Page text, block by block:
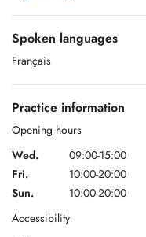
Spoken languages
Français
Practice information
Opening hours
Wed.
09:00-15:00
Fri.
10:00-20:00
Sun.
10:00-20:00
Accessibility